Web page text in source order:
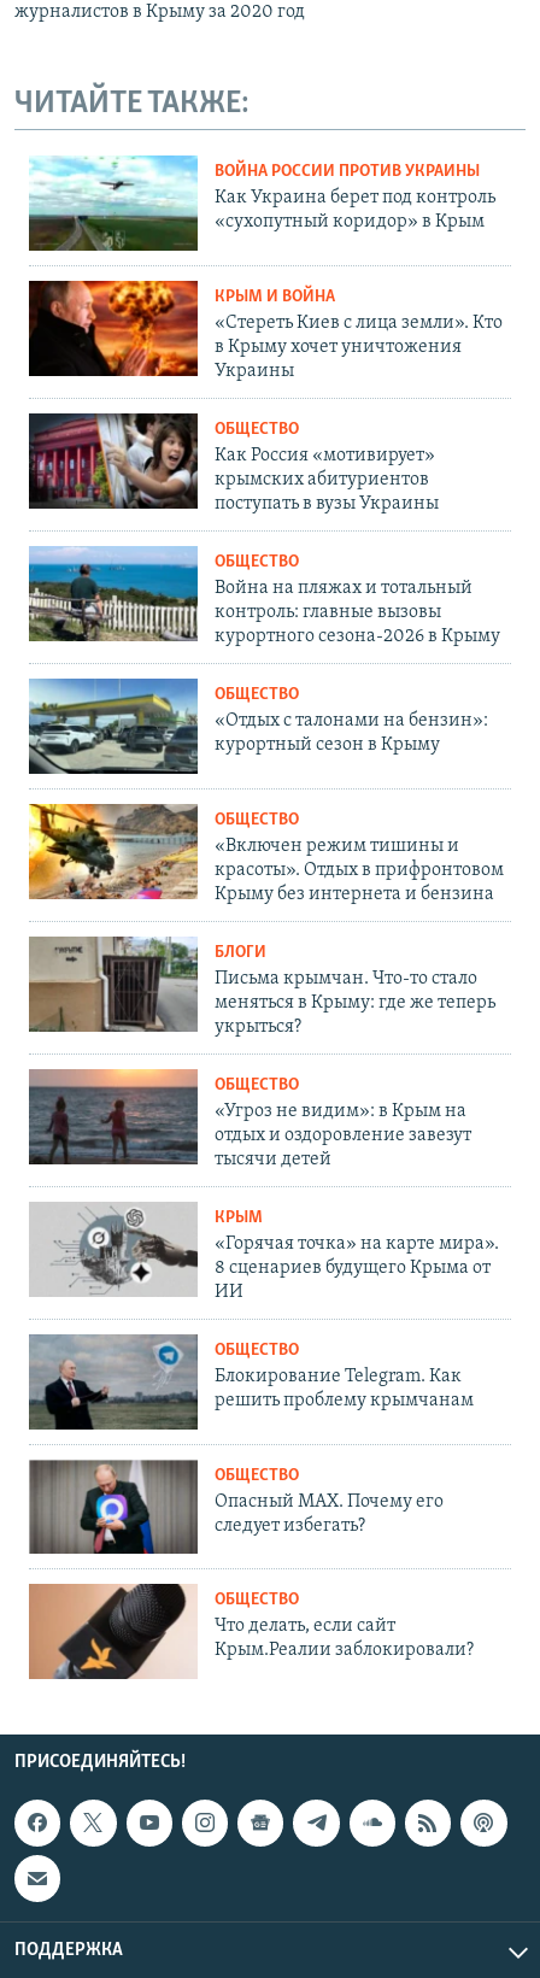
журналистов в Крыму за 2020 год
ЧИТАЙТЕ ТАКЖЕ:
ВОЙНА РОССИИ ПРОТИВ УКРАИНЫ
Как Украина берет под контроль
«сухопутный коридор» в Крым
КРЫМ И ВОЙНА
«Стереть Киев с лица земли». Кто
в Крыму хочет уничтожения
Украины
ОБЩЕСТВО
Как Россия «мотивирует»
крымских абитуриентов
поступать в вузы Украины
ОБЩЕСТВО
Война на пляжах и тотальный
контроль: главные вызовы
курортного сезона-2026 в Крыму
ОБЩЕСТВО
«Отдых с талонами на бензин»:
курортный сезон в Крыму
ОБЩЕСТВО
«Включен режим тишины и
красоты». Отдых в прифронтовом
Крыму без интернета и бензина
БЛОГИ
Письма крымчан. Что-то стало
меняться в Крыму: где же теперь
укрыться?
ОБЩЕСТВО
«Угроз не видим»: в Крым на
отдых и оздоровление завезут
тысячи детей
КРЫМ
«Горячая точка» на карте мира».
8 сценариев будущего Крыма от
ИИ
ОБЩЕСТВО
Блокирование Telegram. Как
решить проблему крымчанам
ОБЩЕСТВО
Опасный MAX. Почему его
следует избегать?
ОБЩЕСТВО
Что делать, если сайт
Крым.Реалии заблокировали?
ПРИСОЕДИНЯЙТЕСЬ!
ПОДДЕРЖКА